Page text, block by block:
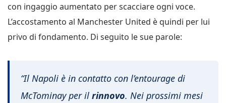
con ingaggio aumentato per scacciare ogni voce.
L’accostamento al Manchester United è quindi per lui
privo di fondamento. Di seguito le sue parole:
“Il Napoli è in contatto con l’entourage di
McTominay per il rinnovo. Nei prossimi mesi